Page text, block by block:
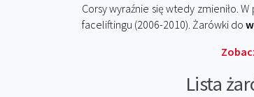
Corsy wyraźnie się wtedy zmieniło.
faceliftingu (2006-2010). Żarówki do
Lista